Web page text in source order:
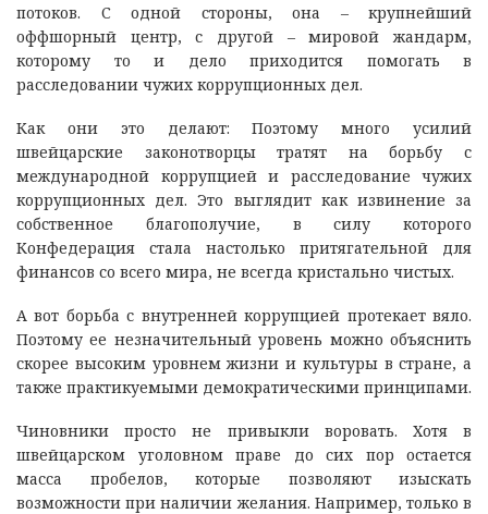
потоков. С одной стороны, она – крупнейший
оффшорный центр, с другой – мировой жандарм,
которому то и дело приходится помогать в
расследовании чужих коррупционных дел.
Как они это делают: Поэтому много усилий
швейцарские законотворцы тратят на борьбу с
международной коррупцией и расследование чужих
коррупционных дел. Это выглядит как извинение за
собственное благополучие, в силу которого
Конфедерация стала настолько притягательной для
финансов со всего мира, не всегда кристально чистых.
А вот борьба с внутренней коррупцией протекает вяло.
Поэтому ее незначительный уровень можно объяснить
скорее высоким уровнем жизни и культуры в стране, а
также практикуемыми демократическими принципами.
Чиновники просто не привыкли воровать. Хотя в
швейцарском уголовном праве до сих пор остается
масса пробелов, которые позволяют изыскать
возможности при наличии желания. Например, только в